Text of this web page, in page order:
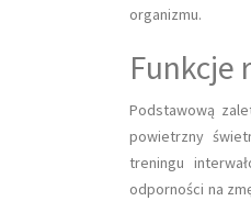
organizmu.
Funkcje
Podstawową
powietrzny
treningu
odporności na